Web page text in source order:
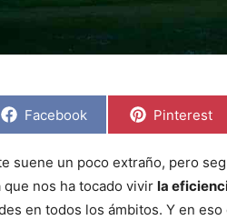
C
a
r
t
i
Facebook C
a
r
i
Pinterest
suene un poco extraño, pero
nos ha tocado vivir la
en todos los ámbitos. Y en